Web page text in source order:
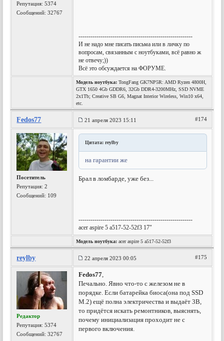
Репутация:5374
Сообщений: 32767
---------------------------------------------------------
И не надо мне писать письма или в личку по
вопросам, связанным с ноутбуками, всё равно ж
не отвечу;))
Всё это обсуждается на ФОРУМЕ.
Модель ноутбука: TongFang GK7NP5R: AMD Ryzen 4800H,
GTX 1650 4Gb GDDR6, 32Gb DDR4-3200MHz, SSD NVME
2x1Tb; Creative SB G6, Magnat Interior Wireless, Win10 x64,
etc.
Fedos77 21 апреля 2023 15:11 #174
Посетитель
Репутация:2
Сообщений: 109
Цитата: reylby
на гарантии же
Брал в ломбарде, уже без...
---------------------------------------------------------
acer aspire 5 a517-52-52f3 17"
Модель ноутбука: acer aspire 5 a517-52-52f3
reylby 22 апреля 2023 00:05 #175
Редактор
Репутация:5374
Сообщений: 32767
Fedos77,
Печально. Явно что-то с железом не в
порядке. Если батарейка биоса(она под SSD
M.2) ещё полна электричества и выдаёт 3В,
то придётся искать ремонтников, выяснять,
почему инициализация проходит не с
первого включения.